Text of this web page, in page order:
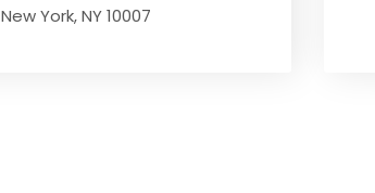
New York, NY 10007